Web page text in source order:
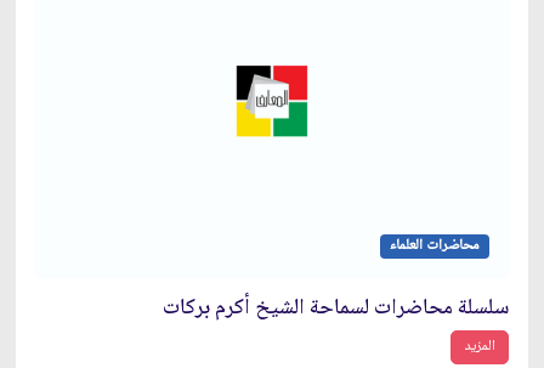
محاضرات العلماء
سلسلة محاضرات لسماحة الشيخ أكرم بركات
المزيد